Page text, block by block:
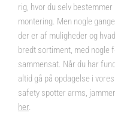
rig, hvor du selv bestemmer
montering. Men nogle
der er af muligheder og
bredt sortiment, med nogle
sammensat. Når du har
altid gå på opdagelse i vores
safety spotter arms,
her.